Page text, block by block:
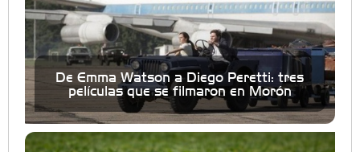
De Emma Watson a Diego Peretti: tres
películas que se filmaron en Morón